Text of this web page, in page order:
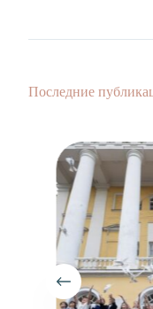
Последние